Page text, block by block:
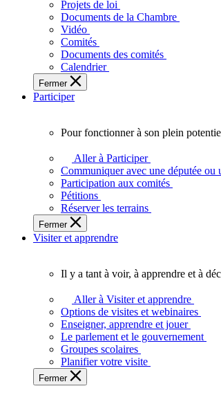
touchent
vie
des
Ontariennes
Ontariens.
Projets de loi
Documents de la Chambre
Vidéo
Comités
Documents des comités
Calendrier
Fermer
Participer
fonctionner
plein
potentiel,
l'Assemblée
a
besoin
Pour fonctionner à son plein
Aller à Participer
Communiquer avec une députée ou
Participation aux comités
Pétitions
Réserver les terrains
Fermer
Visiter et apprendre
voir,
apprendre
et
Il y a tant à voir, à apprendre et à
Aller à Visiter et apprendre
Options de visites et webinaires
Enseigner, apprendre et jouer
Le parlement et le gouvernement
Groupes scolaires
Planifier votre visite
Fermer